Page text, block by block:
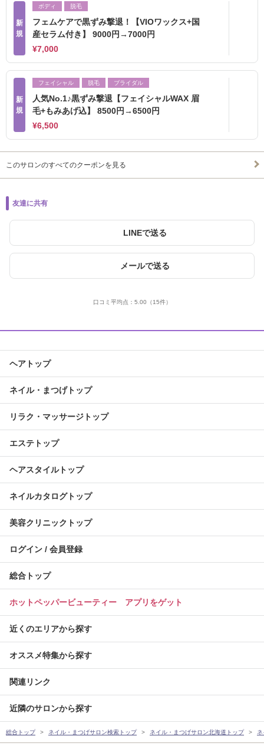
新
規
ボディ 脱毛
フェムケアで黒ずみ撃退！【VIOワックス+国
産セラム付き】 9000円→7000円
¥7,000
新
規
フェイシャル 脱毛 ブライダル
人気No.1♪黒ずみ撃退【フェイシャルWAX 眉
毛+もみあげ込】 8500円→6500円
¥6,500
このサロンのすべてのクーポンを見る
友達に共有
LINEで送る
メールで送る
口コミ平均点： 5.00 （15件）
ヘアトップ
ネイル・まつげトップ
リラク・マッサージトップ
エステトップ
ヘアスタイルトップ
ネイルカタログトップ
美容クリニックトップ
ログイン / 会員登録
総合トップ
ホットペッパービューティー アプリをゲット
近くのエリアから探す
オススメ特集から探す
関連リンク
近隣のサロンから探す
総合トップ ネイル・まつげサロン検索トップ ネイル・まつげサロン北海道トップ